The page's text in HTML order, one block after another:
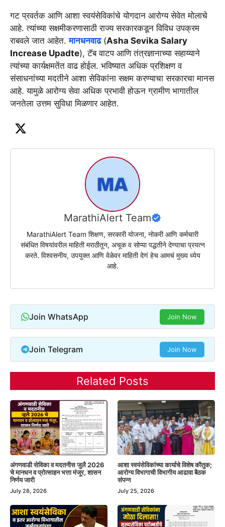
गट प्रवर्तक आणि आशा स्वयंसेविकांचे योगदान आरोग्य सेवेत मोलाचे
आहे. त्यांच्या सक्षमीकरणासाठी राज्य सरकारकडून विविध उपक्रम
राबवले जात आहेत.मानधनवाढ(Asha Sevika Salary
Increase Upadte), टॅब वाटप आणि तंत्रज्ञानाच्या सहाय्याने
त्यांच्या कार्यक्षमतेंत वाढ होईल. भविष्यात अधिक प्रशिक्षण व
संसाधनांच्या मदतीने आशा सेविकांना सक्षम करण्याचा सरकारचा मानस
आहे. यामुळे आरोग्य सेवा अधिक प्रभावी होऊन ग्रामीण भागातील
जनतेला उत्तम सुविधा मिळणार आहेत.
MarathiAlert Team
MarathiAlert Team शिक्षण, सरकारी योजना, नोकरी आणि कर्मचारी
संबंधित विषयांवरील माहिती मराठीतून, अचूक व सोप्या पद्धतीने देण्याचा प्रयत्न
करते. विश्वसनीय, उपयुक्त आणि वेळेवर माहिती देणं हेच आमचं मुख्य ध्येय
आहे.
Join WhatsApp Join Now
Join Telegram Join Now
Related Posts
अंगणवाडी सेविका व मदतनीस जुलै 2026
चे मानधन व प्रोत्साहन भत्ता मंजूर, शासन
निर्णय जारी
July 28, 2026
आशा स्वयंसेविकांच्या कार्याचे विशेष कौतुक;
आरोग्य विभागाची विभागीय आढावा बैठक
संपन्न
July 25, 2026